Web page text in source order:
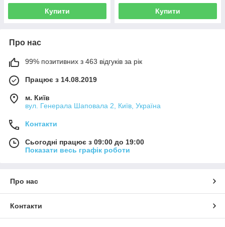
Купити Купити
Про нас
99% позитивних з 463 відгуків за рік
Працює з 14.08.2019
м. Київ
вул. Генерала Шаповала 2, Київ, Україна
Контакти
Сьогодні працює з 09:00 до 19:00
Показати весь графік роботи
Про нас
Контакти